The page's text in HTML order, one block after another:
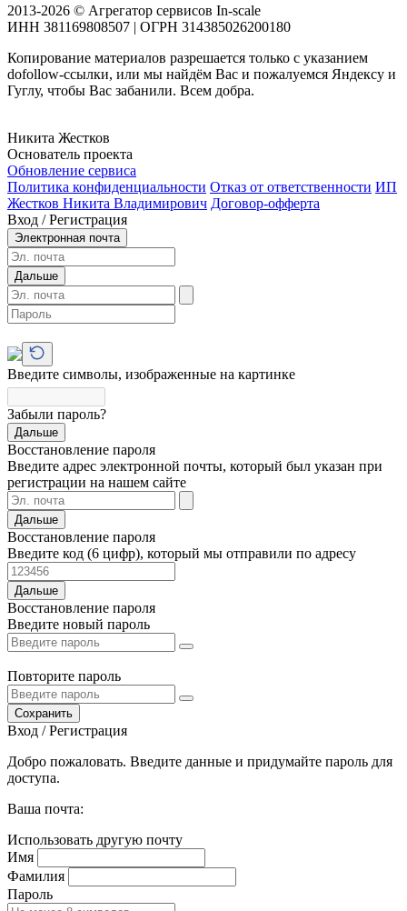
2013-2026 © Агрегатор сервисов In-scale
ИНН 381169808507 | ОГРН 314385026200180
Копирование материалов разрешается только с указанием
dofollow-ссылки, или мы найдём Вас и пожалуемся Яндексу и
Гуглу, чтобы Вас забанили. Всем добра.
Никита Жестков
Основатель проекта
Обновление сервиса
Политика конфиденциальности Отказ от ответственности ИП
Жестков Никита Владимирович Договор-офферта
Вход / Регистрация
Электронная почта
Дальше
Введите символы, изображенные на картинке
Забыли пароль?
Дальше
Восстановление пароля
Введите адрес электронной почты, который был указан при
регистрации на нашем сайте
Дальше
Восстановление пароля
Введите код (6 цифр), который мы отправили по адресу
Дальше
Восстановление пароля
Введите новый пароль
Повторите пароль
Сохранить
Вход / Регистрация
Добро пожаловать. Введите данные и придумайте пароль для
доступа.
Ваша почта:
Использовать другую почту
Имя
Фамилия
Пароль